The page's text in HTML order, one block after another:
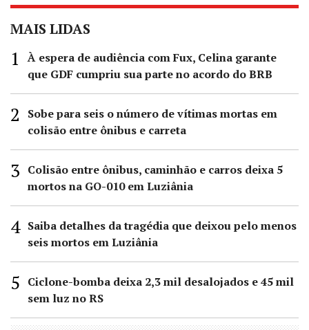
MAIS LIDAS
À espera de audiência com Fux, Celina garante
que GDF cumpriu sua parte no acordo do BRB
Sobe para seis o número de vítimas mortas em
colisão entre ônibus e carreta
Colisão entre ônibus, caminhão e carros deixa 5
mortos na GO-010 em Luziânia
Saiba detalhes da tragédia que deixou pelo menos
seis mortos em Luziânia
Ciclone-bomba deixa 2,3 mil desalojados e 45 mil
sem luz no RS